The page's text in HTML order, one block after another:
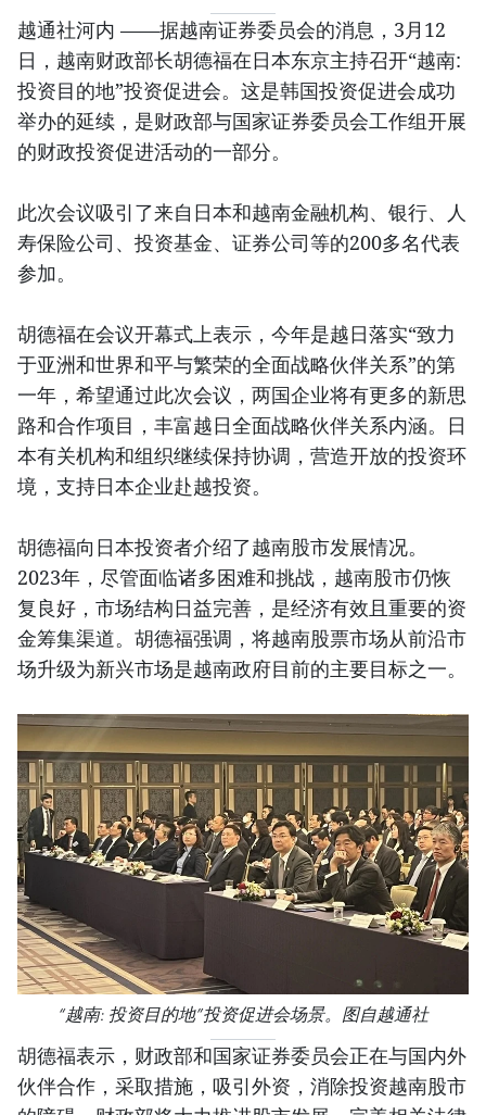
越通社河内 ——据越南证券委员会的消息，3月12
日，越南财政部长胡德福在日本东京主持召开“越南:
投资目的地”投资促进会。这是韩国投资促进会成功
举办的延续，是财政部与国家证券委员会工作组开展
的财政投资促进活动的一部分。
此次会议吸引了来自日本和越南金融机构、银行、人
寿保险公司、投资基金、证券公司等的200多名代表
参加。
胡德福在会议开幕式上表示，今年是越日落实“致力
于亚洲和世界和平与繁荣的全面战略伙伴关系”的第
一年，希望通过此次会议，两国企业将有更多的新思
路和合作项目，丰富越日全面战略伙伴关系内涵。日
本有关机构和组织继续保持协调，营造开放的投资环
境，支持日本企业赴越投资。
胡德福向日本投资者介绍了越南股市发展情况。
2023年，尽管面临诸多困难和挑战，越南股市仍恢
复良好，市场结构日益完善，是经济有效且重要的资
金筹集渠道。胡德福强调，将越南股票市场从前沿市
场升级为新兴市场是越南政府目前的主要目标之一。
“越南: 投资目的地”投资促进会场景。图自越通社
胡德福表示，财政部和国家证券委员会正在与国内外
伙伴合作，采取措施，吸引外资，消除投资越南股市